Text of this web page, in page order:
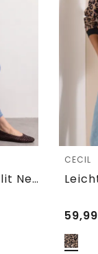
Raglanbluse mit Split Neck und Print
CECIL
59,99